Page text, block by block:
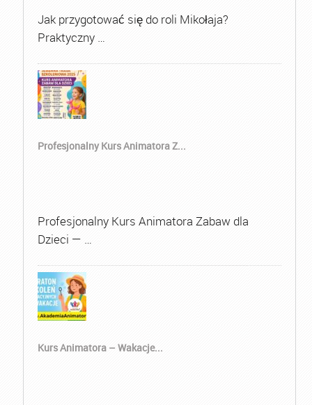
Jak przygotować się do roli Mikołaja?
Praktyczny …
Profesjonalny Kurs Animatora Z...
Profesjonalny Kurs Animatora Zabaw dla
Dzieci — …
Kurs Animatora – Wakacje...